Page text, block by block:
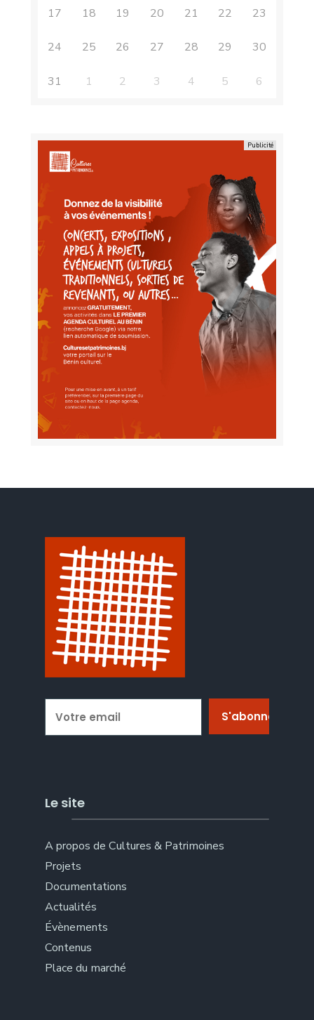
17 18 19 20 21 22 23
24 25 26 27 28 29 30
31 1 2 3 4 5 6
Le site
A propos de Cultures & Patrimoines
Projets
Documentations
Actualités
Évènements
Contenus
Place du marché